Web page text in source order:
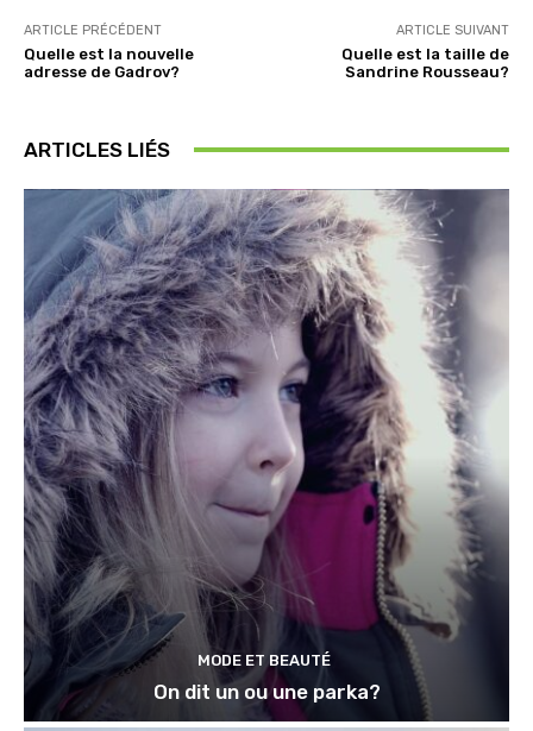
ARTICLE PRÉCÉDENT
Quelle est la nouvelle
adresse de Gadrov?
ARTICLE SUIVANT
Quelle est la taille de
Sandrine Rousseau?
ARTICLES LIÉS
MODE ET BEAUTÉ
On dit un ou une parka?